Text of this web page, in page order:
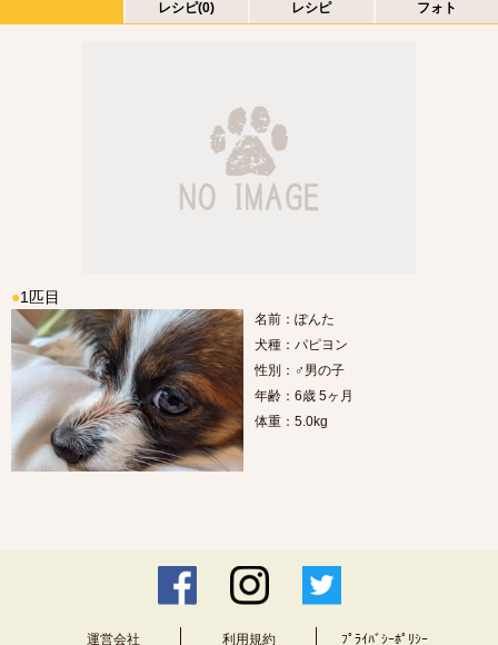
レシピ(0)
レシピ
フォト
●1匹目
名前：ぽんた
犬種：パピヨン
性別：♂男の子
年齢：6歳 5ヶ月
体重：5.0kg
運営会社 利用規約 ﾌﾟﾗｲﾊﾞｼｰﾎﾟﾘｼｰ